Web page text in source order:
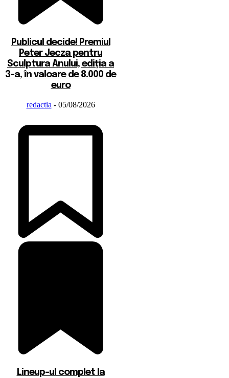
Publicul decide! Premiul
Peter Jecza pentru
Sculptura Anului, ediția a
3-a, în valoare de 8.000 de
euro
redactia - 05/08/2026
Lineup-ul complet la